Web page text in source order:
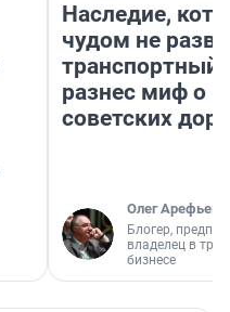
Наследие,
чудом не
транспортный
разнес миф о
советских
Олег Арефьев
Блогер,
владелец в
бизнесе